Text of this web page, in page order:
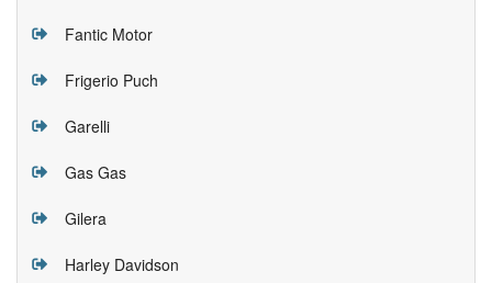
Fantic Motor
Frigerio Puch
Garelli
Gas Gas
Gilera
Harley Davidson